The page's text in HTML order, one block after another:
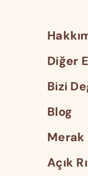
Diğer
Bizi
Blog
Merak
Açık